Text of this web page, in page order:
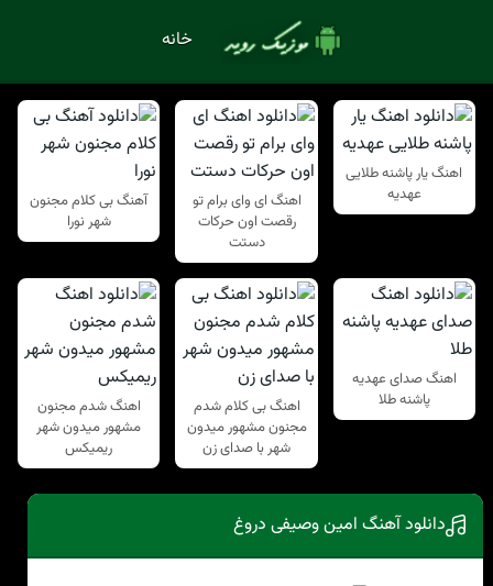
خانه
اهنگ یار پاشنه طلایی
عهدیه
اهنگ ای وای برام تو
رقصت اون حرکات
دستت
آهنگ بی کلام مجنون
شهر نورا
اهنگ صدای عهدیه
پاشنه طلا
اهنگ بی کلام شدم
مجنون مشهور میدون
شهر با صدای زن
اهنگ شدم مجنون
مشهور میدون شهر
ریمیکس
دانلود آهنگ امین وصیفی دروغ